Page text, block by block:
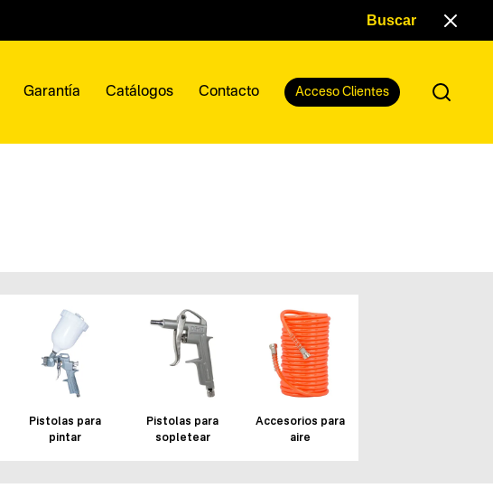
Garantía Catálogos Contacto Acceso Clientes
Pistolas para
pintar
Pistolas para
sopletear
Accesorios para
aire